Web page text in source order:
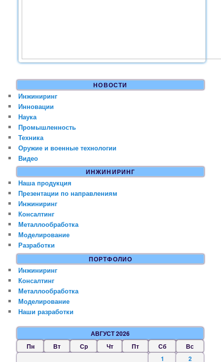
НОВОСТИ
Инжиниринг
Инновации
Наука
Промышленность
Техника
Оружие и военные технологии
Видео
ИНЖИНИРИНГ
Наша продукция
Презентации по направлениям
Инжиниринг
Консалтинг
Металлообработка
Моделирование
Разработки
ПОРТФОЛИО
Инжиниринг
Консалтинг
Металлообработка
Моделирование
Наши разработки
АВГУСТ 2026
Пн
Вт Ср Чт Пт Сб
Вс
1
2